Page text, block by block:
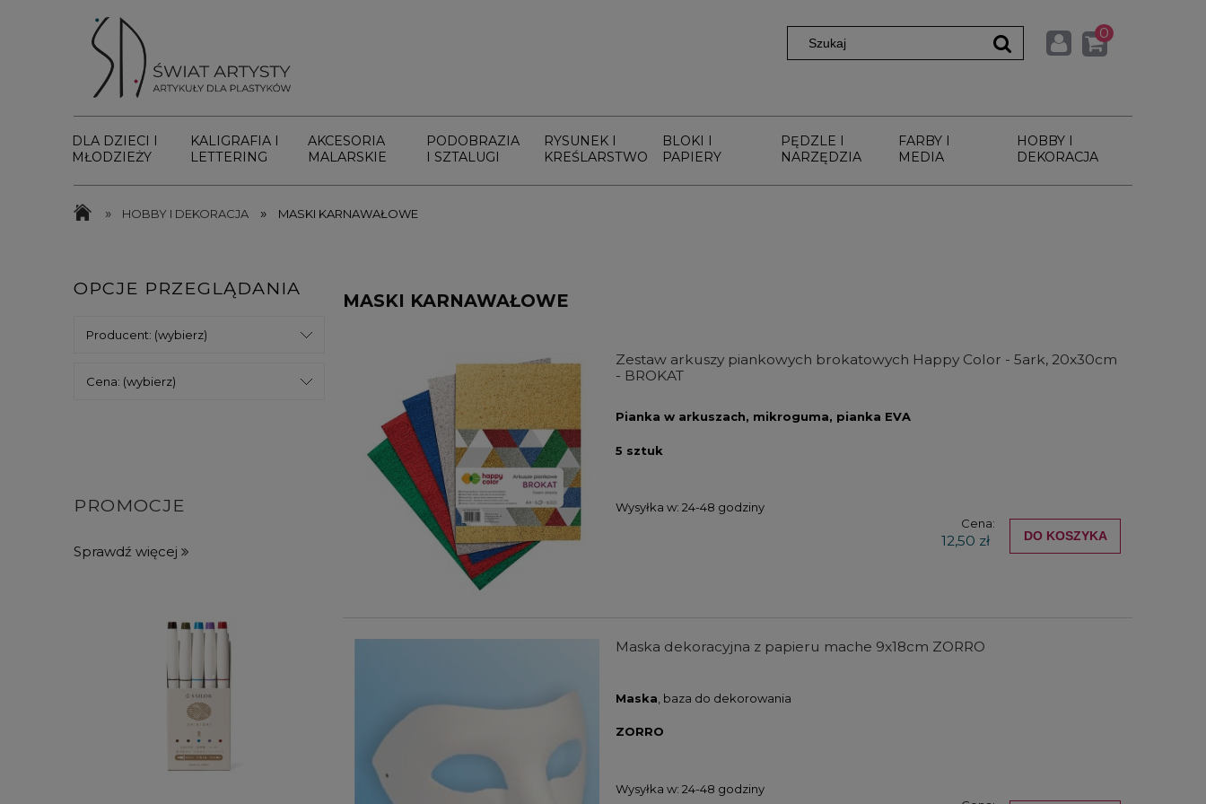
0
DLA DZIECI I
MŁODZIEŻY
KALIGRAFIA I
LETTERING
AKCESORIA
MALARSKIE
PODOBRAZIA
I SZTALUGI
RYSUNEK I
KREŚLARSTWO
BLOKI I
PAPIERY
PĘDZLE I
NARZĘDZIA
FARBY I
MEDIA
HOBBY I
DEKORACJA
» HOBBY I DEKORACJA » MASKI KARNAWAŁOWE
OPCJE PRZEGLĄDANIA
Producent: (wybierz)
Cena: (wybierz)
PROMOCJE
Sprawdź więcej
MASKI KARNAWAŁOWE
Zestaw arkuszy piankowych brokatowych Happy Color - 5ark, 20x30cm
- BROKAT
Pianka w arkuszach, mikroguma, pianka EVA
5 sztuk
Wysyłka w: 24-48 godziny
Cena:
12,50 zł DO KOSZYKA
Maska dekoracyjna z papieru mache 9x18cm ZORRO
Maska , baza do dekorowania
ZORRO
Wysyłka w: 24-48 godziny